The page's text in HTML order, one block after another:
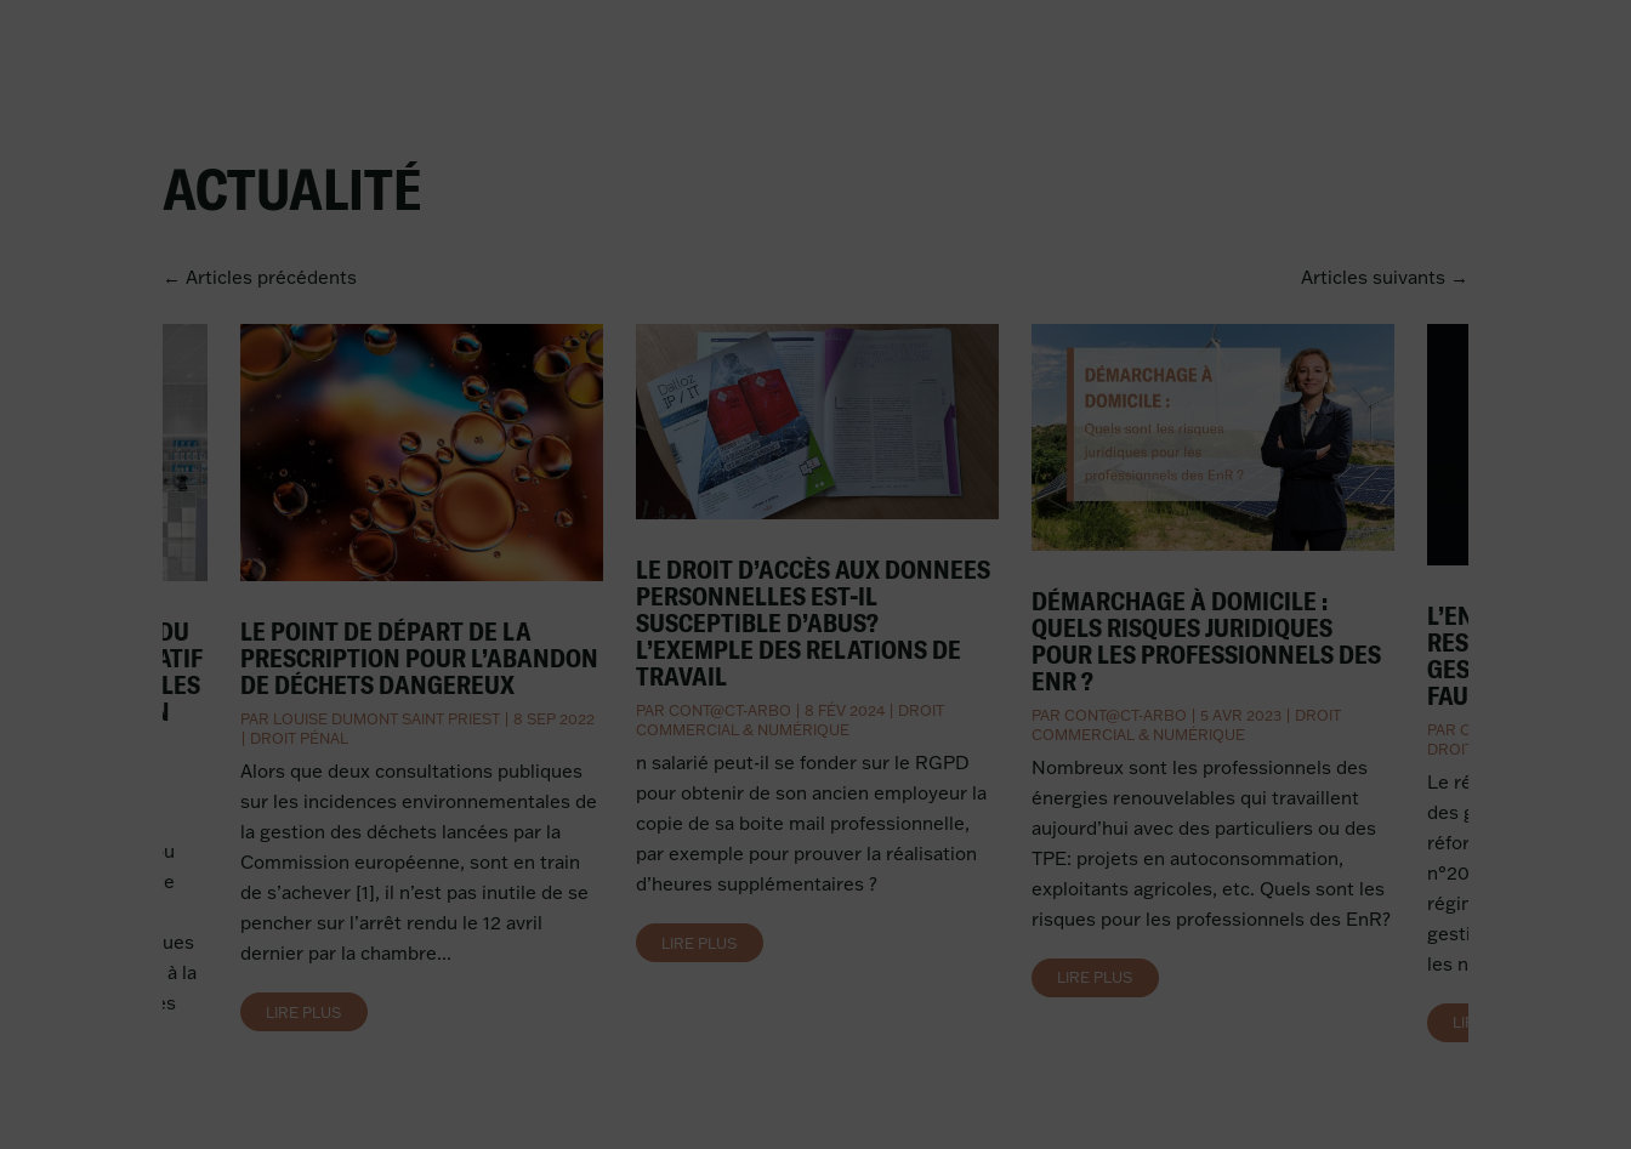
ACTUALITÉ
Articles suivants →
← Articles précédents
PUBLICATION DU
2022 RELATIF
DES NOUVELLES
ses produits ou
ou un site
obligations issues
1247 relative à la
pour les
LE POINT DE DÉPART DE LA
PRESCRIPTION POUR L’ABANDON
DE DÉCHETS DANGEREUX
PAR LOUISE DUMONT SAINT PRIEST| 8 SEP 2022
DROIT PÉNAL
Alors que deux consultations publiques
sur les incidences environnementales de
la gestion des déchets lancées par la
Commission européenne, sont en train
de s’achever [1], il n’est pas inutile de se
pencher sur l’arrêt rendu le 12 avril
dernier par la chambre...
LIRE PLUS
LE DROIT D’ACCÈS AUX DONNEES
PERSONNELLES EST-IL
SUSCEPTIBLE D’ABUS?
L’EXEMPLE DES RELATIONS DE
TRAVAIL
PAR CONT@CT-ARBO 8 FÉV 2024| DROIT
COMMERCIAL & NUMÉRIQUE
n salarié peut-il se fonder sur le RGPD
pour obtenir de son ancien employeur la
copie de sa boite mail professionnelle,
par exemple pour prouver la réalisation
d’heures supplémentaires ?
LIRE PLUS
DÉMARCHAGE À DOMICILE :
QUELS RISQUES JURIDIQUES
POUR LES PROFESSIONNELS DES
ENR ?
PAR CONT@CT-ARBO | 5 AVR 2023 | DROIT
COMMERCIAL & NUMÉRIQUE
Nombreux sont les professionnels des
énergies renouvelables qui travaillent
aujourd’hui avec des particuliers ou des
TPE: projets en autoconsommation,
exploitants agricoles, etc. Quels sont les
risques pour les professionnels des EnR?
LIRE PLUS
L’ENGAGEMENT
RESPONSABILITÉ
GESTIONNAIRE
FAUTE GRAVE
PAR CORNÉLIE
DROIT
Le régime de
des gestionnaires
réforme importante
n°2022-408 du 23
régime de
gestionnaires publics.
les nouvelles
LIRE PLUS